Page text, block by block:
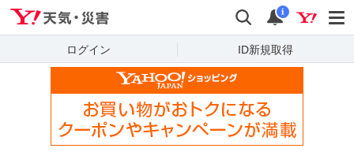
検索 通知
i
ログイン ID新規取得